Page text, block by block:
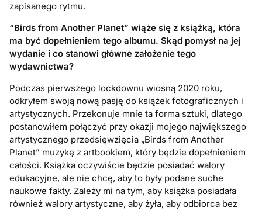
zapisanego rytmu.
“Birds from Another Planet” wiąże się z książką, która
ma byćdopełnieniem tego albumu. Skąd pomysł na jej
wydanie i co stanowi główne założenie tego
wydawnictwa?
Podczas pierwszego lockdownu wiosną 2020 roku,
odkryłem swoją nową pasję do książek fotograficznych i
artystycznych. Przekonuje mnie ta forma sztuki, dlatego
postanowiłem połączyć przy okazji mojego największego
artystycznego przedsięwzięcia „Birds from Another
Planet” muzykę z artbookiem, który będzie dopełnieniem
całości. Książka oczywiście będzie posiadać walory
edukacyjne, ale nie chcę, aby to były podane suche
naukowe fakty. Zależy mi na tym, aby książka posiadała
również walory artystyczne, aby żyła, aby odbiorca bez